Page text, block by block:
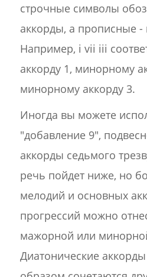
строчные символы
аккорды, а прописные
Например, i vii iii
аккорду 1, минорному
минорному аккорду 3.
Иногда вы можете
"добавление 9",
аккорды седьмого
речь пойдет ниже, но
мелодий и основных
прогрессий можно
мажорной или
Диатонические